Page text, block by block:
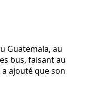
Guatemala, au
bus, faisant au
ajouté que son